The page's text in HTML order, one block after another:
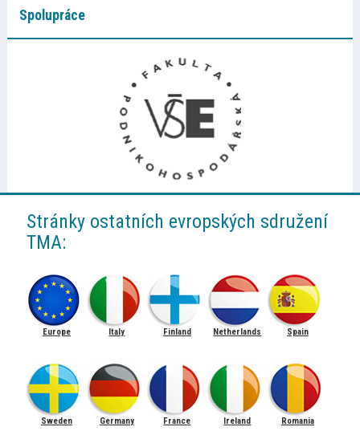
Spolupráce
Stránky ostatních evropských sdružení
TMA:
Europe Italy Finland Netherlands Spain
Sweden Germany France Ireland Romania